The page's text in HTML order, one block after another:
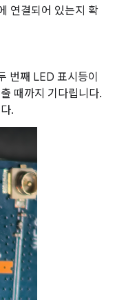
연결되어 있는지 확
번째 LED 표시등이
때까지 기다립니다.
.